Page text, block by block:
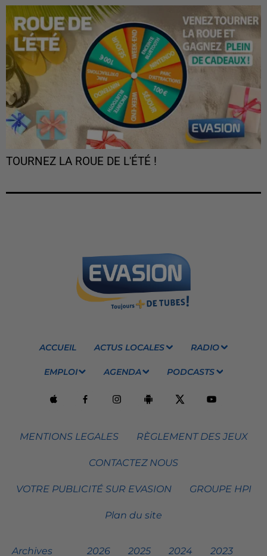
TOURNEZ LA ROUE DE L'ÉTÉ !
ACCUEIL ACTUS LOCALES RADIO
EMPLOI AGENDA PODCASTS
MENTIONS LEGALES RÈGLEMENT DES JEUX
CONTACTEZ NOUS
VOTRE PUBLICITÉ SUR EVASION GROUPE HPI
Plan du site
Archives 2026 2025 2024 2023